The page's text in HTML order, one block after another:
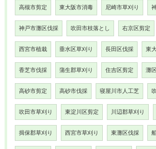
高槻市剪定 東大阪市消毒 尼崎市草刈り
神戸市灘区伐採 吹田市枝落とし 右京区剪定
西宮市植栽 垂水区草刈り 長田区伐採 東
香芝市伐採 蒲生郡草刈り 住吉区剪定 灘
高砂市剪定 高砂市伐採 寝屋川市人工芝
吹田市草刈り 東淀川区剪定 川辺郡草刈り
揖保郡草刈り 西宮市草刈り 東灘区伐採